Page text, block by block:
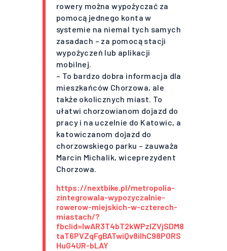
rowery można wypożyczać za
pomocą jednego konta w
systemie na niemal tych samych
zasadach – za pomocą stacji
wypożyczeń lub aplikacji
mobilnej.
– To bardzo dobra informacja dla
mieszkańców Chorzowa, ale
także okolicznych miast. To
ułatwi chorzowianom dojazd do
pracy i na uczelnie do Katowic, a
katowiczanom dojazd do
chorzowskiego parku – zauważa
Marcin Michalik, wiceprezydent
Chorzowa.
https://nextbike.pl/metropolia-
zintegrowala-wypozyczalnie-
rowerow-miejskich-w-czterech-
miastach/?
fbclid=IwAR3T4bT2kWPzIZVjSDM8
taT6PVZqFgBATwiQv8ilhC98PORS
HuG4UR-bLAY